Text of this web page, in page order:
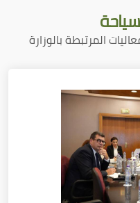
المرتبطة بالوزارة